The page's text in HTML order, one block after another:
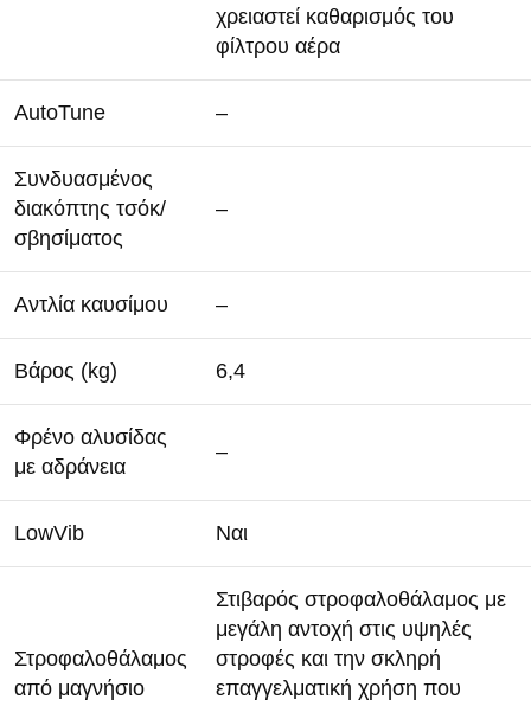
χρειαστεί καθαρισμός του
φίλτρου αέρα
AutoTune –
Συνδυασμένος
διακόπτης τσόκ/
σβησίματος
–
Αντλία καυσίμου –
Βάρος (kg) 6,4
Φρένο αλυσίδας
με αδράνεια
–
LowVib Ναι
Στροφαλοθάλαμος
από μαγνήσιο
Στιβαρός στροφαλοθάλαμος με
μεγάλη αντοχή στις υψηλές
στροφές και την σκληρή
επαγγελματική χρήση που